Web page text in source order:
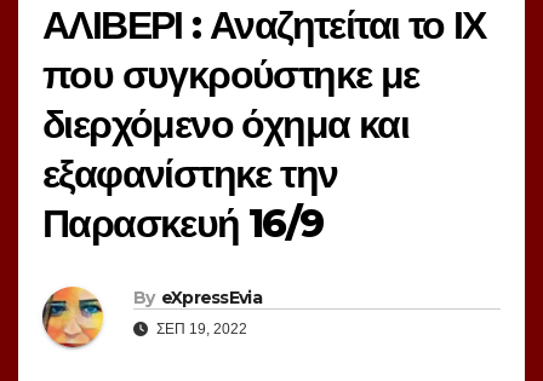
ΑΛΙΒΕΡΙ : Αναζητείται το ΙΧ
που συγκρούστηκε με
διερχόμενο όχημα και
εξαφανίστηκε την
Παρασκευή 16/9
By eXpressEvia
ΣΕΠ 19, 2022